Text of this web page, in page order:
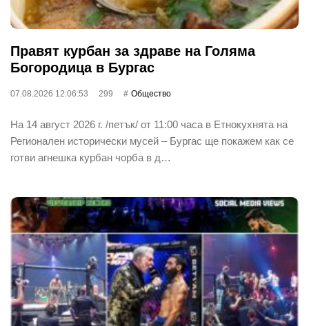
Правят курбан за здраве на Голяма
Богородица в Бургас
07.08.2026 12:06:53 299 Общество
На 14 август 2026 г. /петък/ от 11:00 часа в Етнокухнята на
Регионален исторически мусей – Бургас ще покажем как се
готви агнешка курбан чорба в д…